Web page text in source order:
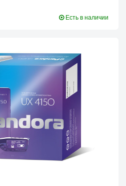
Есть в наличии